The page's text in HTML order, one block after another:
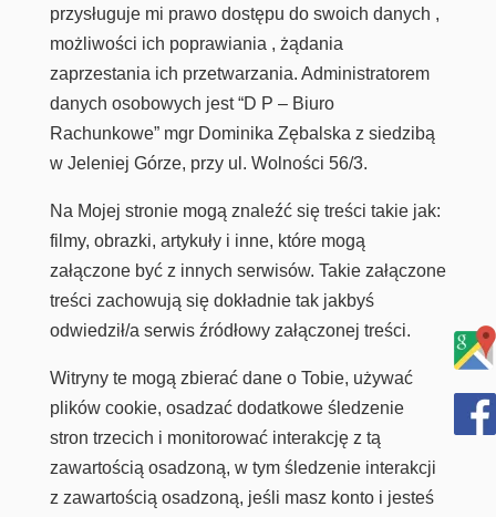
przysługuje mi prawo dostępu do swoich danych ,
możliwości ich poprawiania , żądania
zaprzestania ich przetwarzania. Administratorem
danych osobowych jest “D P – Biuro
Rachunkowe” mgr Dominika Zębalska z siedzibą
w Jeleniej Górze, przy ul. Wolności 56/3.
Na Mojej stronie mogą znaleźć się treści takie jak:
filmy, obrazki, artykuły i inne, które mogą
załączone być z innych serwisów. Takie załączone
treści zachowują się dokładnie tak jakbyś
odwiedził/a serwis źródłowy załączonej treści.
Witryny te mogą zbierać dane o Tobie, używać
plików cookie, osadzać dodatkowe śledzenie
stron trzecich i monitorować interakcję z tą
zawartością osadzoną, w tym śledzenie interakcji
z zawartością osadzoną, jeśli masz konto i jesteś